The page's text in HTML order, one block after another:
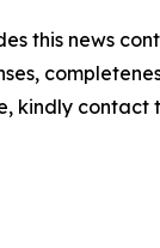
this news
kindly contact